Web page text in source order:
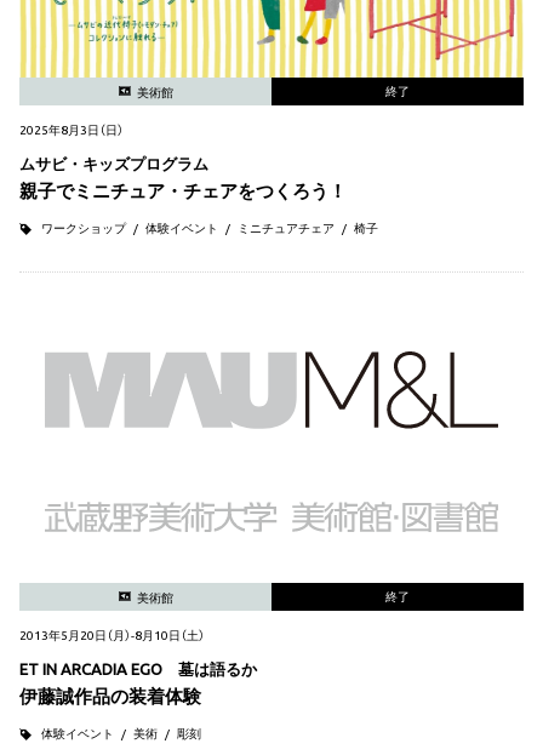
美術館 終了
2025年8月3日（日）
ムサビ・キッズプログラム
親子でミニチュア・チェアをつくろう！
ワークショップ 体験イベント ミニチュアチェア 椅子
美術館 終了
2013年5月20日（月）-8月10日（土）
ET IN ARCADIA EGO 墓は語るか
伊藤誠作品の装着体験
体験イベント 美術 彫刻